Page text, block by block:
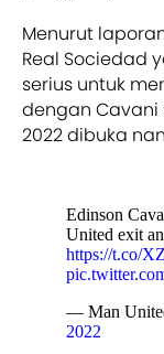
Menurut
Real Sociedad
serius untuk
dengan
2022 dibuka
Edinson
United exit
https://t.co/
— Man
2022